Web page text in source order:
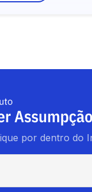
por dentro do